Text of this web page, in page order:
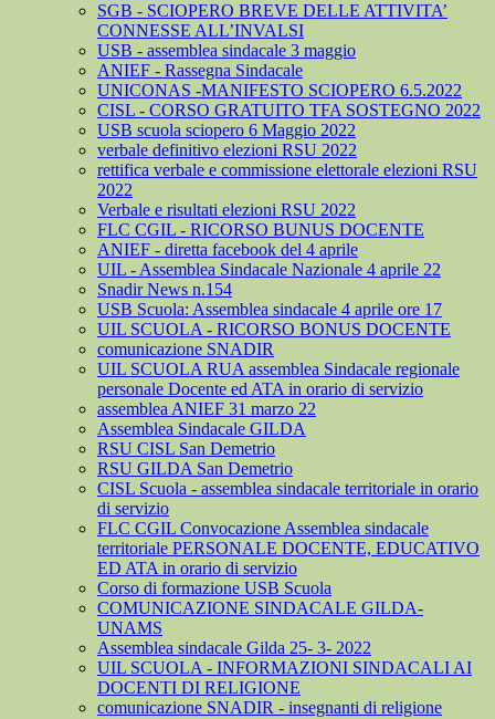
SGB - SCIOPERO BREVE DELLE ATTIVITA’
CONNESSE ALL’INVALSI
USB - assemblea sindacale 3 maggio
ANIEF - Rassegna Sindacale
UNICONAS -MANIFESTO SCIOPERO 6.5.2022
CISL - CORSO GRATUITO TFA SOSTEGNO 2022
USB scuola sciopero 6 Maggio 2022
verbale definitivo elezioni RSU 2022
rettifica verbale e commissione elettorale elezioni RSU
2022
Verbale e risultati elezioni RSU 2022
FLC CGIL - RICORSO BUNUS DOCENTE
ANIEF - diretta facebook del 4 aprile
UIL - Assemblea Sindacale Nazionale 4 aprile 22
Snadir News n.154
USB Scuola: Assemblea sindacale 4 aprile ore 17
UIL SCUOLA - RICORSO BONUS DOCENTE
comunicazione SNADIR
UIL SCUOLA RUA assemblea Sindacale regionale
personale Docente ed ATA in orario di servizio
assemblea ANIEF 31 marzo 22
Assemblea Sindacale GILDA
RSU CISL San Demetrio
RSU GILDA San Demetrio
CISL Scuola - assemblea sindacale territoriale in orario
di servizio
FLC CGIL Convocazione Assemblea sindacale
territoriale PERSONALE DOCENTE, EDUCATIVO
ED ATA in orario di servizio
Corso di formazione USB Scuola
COMUNICAZIONE SINDACALE GILDA-
UNAMS
Assemblea sindacale Gilda 25- 3- 2022
UIL SCUOLA - INFORMAZIONI SINDACALI AI
DOCENTI DI RELIGIONE
comunicazione SNADIR - insegnanti di religione